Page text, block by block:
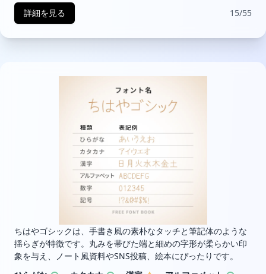
詳細を見る 15/55
ちはやゴシックは、手書き風の素朴なタッチと筆記体のような
揺らぎが特徴です。丸みを帯びた端と細めの字形が柔らかい印
象を与え、ノート風資料やSNS投稿、絵本にぴったりです。